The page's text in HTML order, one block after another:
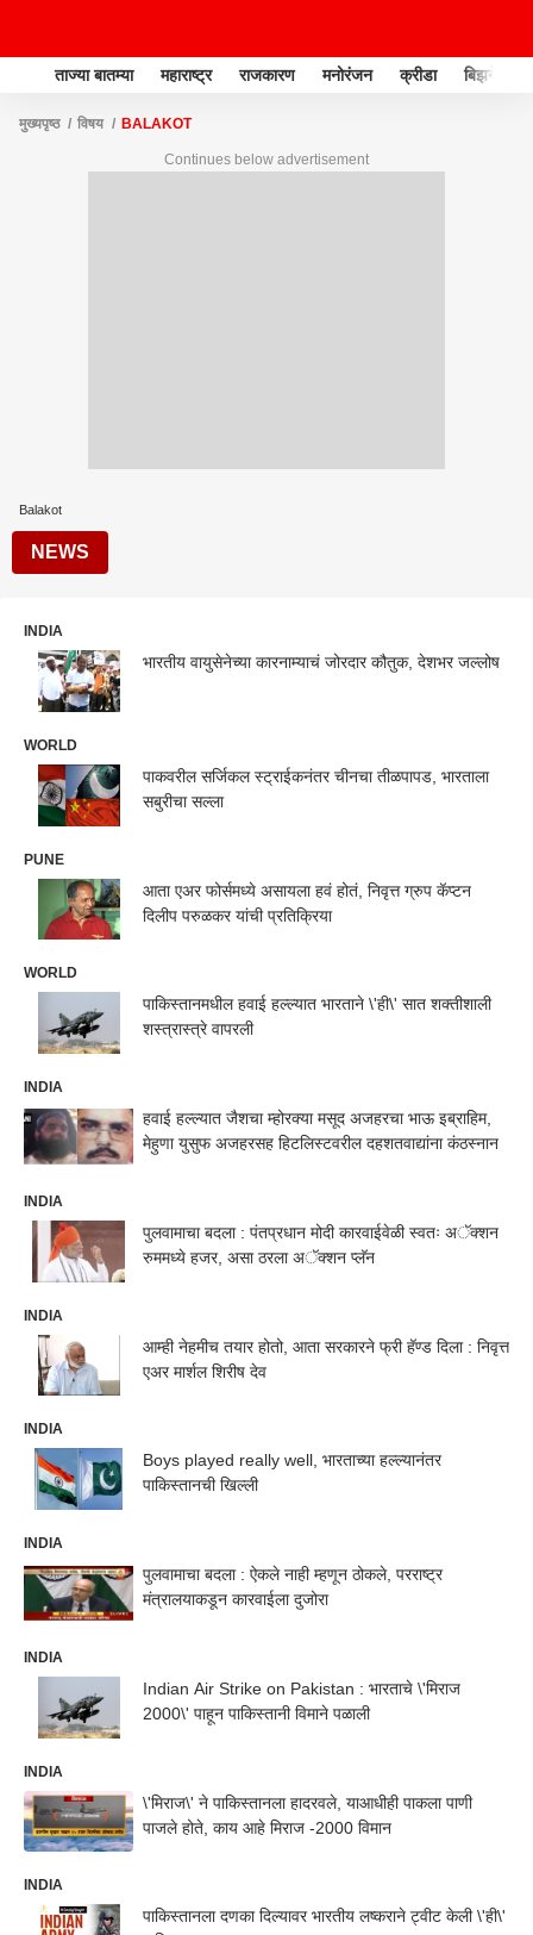
ताज्या बातम्या महाराष्ट्र राजकारण मनोरंजन क्रीडा बिझनेस
मुख्यपृष्ठ विषय BALAKOT
Continues below advertisement
Balakot
NEWS
INDIA
भारतीय वायुसेनेच्या कारनाम्याचं जोरदार कौतुक, देशभर जल्लोष
WORLD
पाकवरील सर्जिकल स्ट्राईकनंतर चीनचा तीळपापड, भारताला
सबुरीचा सल्ला
PUNE
आता एअर फोर्समध्ये असायला हवं होतं, निवृत्त ग्रुप कॅप्टन
दिलीप परुळकर यांची प्रतिक्रिया
WORLD
पाकिस्तानमधील हवाई हल्ल्यात भारताने \'ही\' सात शक्तीशाली
शस्त्रास्त्रे वापरली
INDIA
हवाई हल्ल्यात जैशचा म्होरक्या मसूद अजहरचा भाऊ इब्राहिम,
मेहुणा युसुफ अजहरसह हिटलिस्टवरील दहशतवाद्यांना कंठस्नान
INDIA
पुलवामाचा बदला : पंतप्रधान मोदी कारवाईवेळी स्वतः अॅक्शन
रुममध्ये हजर, असा ठरला अॅक्शन प्लॅन
INDIA
आम्ही नेहमीच तयार होतो, आता सरकारने फ्री हॅण्ड दिला : निवृत्त
एअर मार्शल शिरीष देव
INDIA
Boys played really well, भारताच्या हल्ल्यानंतर
पाकिस्तानची खिल्ली
INDIA
पुलवामाचा बदला : ऐकले नाही म्हणून ठोकले, परराष्ट्र
मंत्रालयाकडून कारवाईला दुजोरा
INDIA
Indian Air Strike on Pakistan : भारताचे \'मिराज
2000\' पाहून पाकिस्तानी विमाने पळाली
INDIA
\'मिराज\' ने पाकिस्तानला हादरवले, याआधीही पाकला पाणी
पाजले होते, काय आहे मिराज -2000 विमान
INDIA
पाकिस्तानला दणका दिल्यावर भारतीय लष्कराने ट्वीट केली \'ही\'